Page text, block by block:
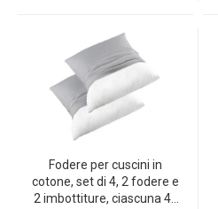
Fodere per cuscini in
cotone, set di 4, 2 fodere e
2 imbottiture, ciascuna 40